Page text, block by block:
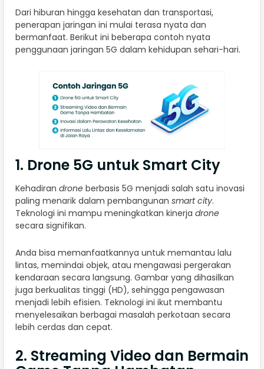
Dari hiburan hingga kesehatan dan transportasi,
penerapan jaringan ini mulai terasa nyata dan
bermanfaat. Berikut ini beberapa contoh nyata
penggunaan jaringan 5G dalam kehidupan sehari-hari.
1. Drone 5G untuk Smart City
Kehadiran drone berbasis 5G menjadi salah satu inovasi
paling menarik dalam pembangunan smart city.
Teknologi ini mampu meningkatkan kinerja drone
secara signifikan.
Anda bisa memanfaatkannya untuk memantau lalu
lintas, memindai objek, atau mengawasi pergerakan
kendaraan secara langsung. Gambar yang dihasilkan
juga berkualitas tinggi (HD), sehingga pengawasan
menjadi lebih efisien. Teknologi ini ikut membantu
menyelesaikan berbagai masalah perkotaan secara
lebih cerdas dan cepat.
2. Streaming Video dan Bermain